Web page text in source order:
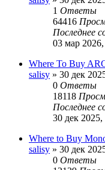
1 Ответы
64416
Последнее
03 мар
Where To Buy
salisy » 30 дек
0 Ответы
18118
Последнее
30 дек 2025,
Where to Buy
salisy » 30 дек
0 Ответы